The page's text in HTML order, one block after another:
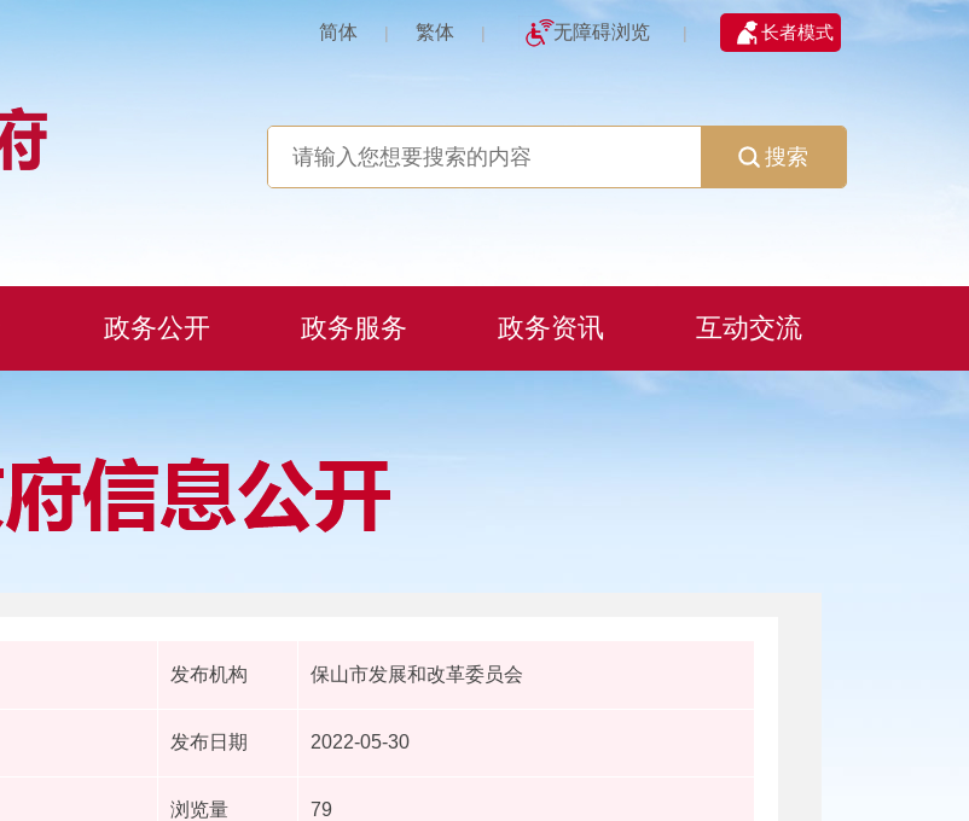
简体 | 繁体 | 无障碍浏览 | 长者模式
搜索
政务公开 政务服务 政务资讯 互动交流
发布机构 保山市发展和改革委员会
发布日期 2022-05-30
浏览量 79